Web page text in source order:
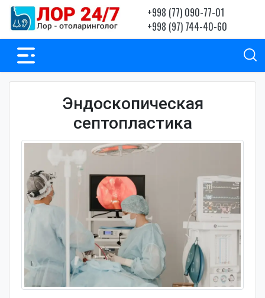
+998 (77) 090-77-01
+998 (97) 744-40-60
Эндоскопическая
септопластика